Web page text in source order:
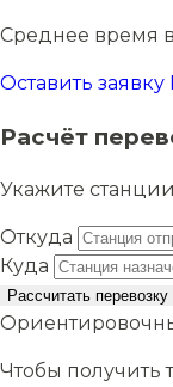
Среднее время
Оставить заявку
Расчёт
Укажите
Откуда
Куда
Рассчитать перевозку
Чтобы получить